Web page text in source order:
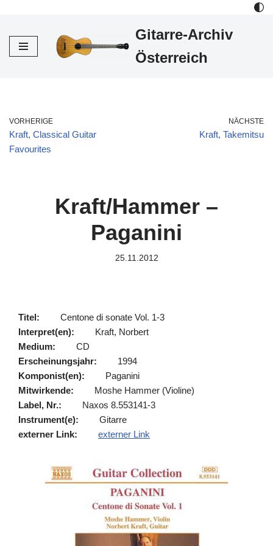
Inhalt
Gitarre-Archiv
Österreich
VORHERIGE
Kraft, Classical Guitar
Favourites
NÄCHSTE
Kraft, Takemitsu
Kraft/Hammer –
Paganini
25.11.2012
Titel:
Centone di sonate Vol. 1-3
Interpret(en):
Kraft, Norbert
Medium:
CD
Erscheinungsjahr:
1994
Komponist(en):
Paganini
Mitwirkende:
Moshe Hammer (Violine)
Label, Nr.:
Naxos 8.553141-3
Instrument(e):
Gitarre
externer Link:
externer Link